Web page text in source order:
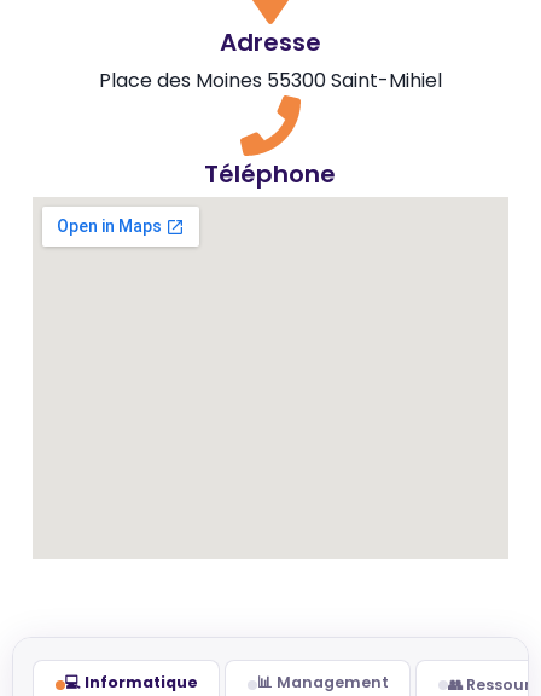
Adresse
Place des Moines 55300 Saint-Mihiel
Téléphone
💻 Informatique 📊 Management 👥